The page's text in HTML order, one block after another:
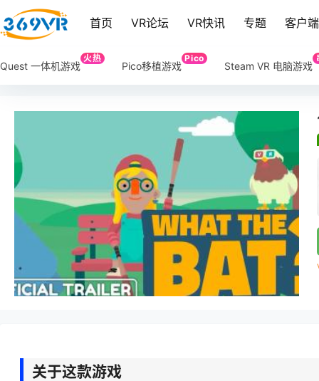
首页 VR论坛 VR快讯 专题 客户
Quest 一体机游戏
火热
Pico移植游戏
Pico
Steam VR 电脑游戏
关于这款游戏